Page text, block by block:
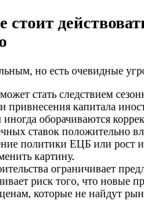
стоит
но есть очевидные
стать следствием
и привнесения капитала
оборачиваются
ставок положительно
политики ЕЦБ или рост
картину.
ограничивает
риск того, что новые
которые не найдут